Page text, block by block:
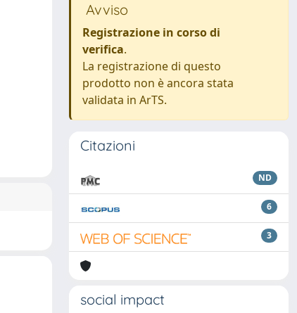
Avviso
Registrazione in corso di
verifica.
La registrazione di questo
prodotto non è ancora stata
validata in ArTS.
Citazioni
ND
6
3
social impact